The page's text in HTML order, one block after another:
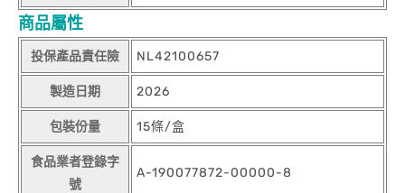
商品屬性
投保產品責任險 NL42100657
製造日期 2026
包裝份量 15條/盒
食品業者登錄字
號
A-190077872-00000-8